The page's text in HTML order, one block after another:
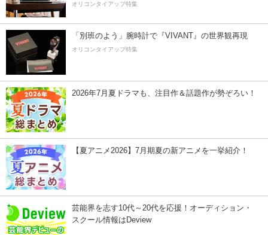
オリコンタイアップ特集
「別班のよう」腕時計で『VIVANT』の世界観再現
オリコンタイアップ特集
2026年7月夏ドラマも、注目作＆話題作が勢ぞろい！
【夏アニメ2026】7月期夏の新アニメを一挙紹介！
芸能界を志す10代～20代を応援！オーディション・
スクール情報はDeview